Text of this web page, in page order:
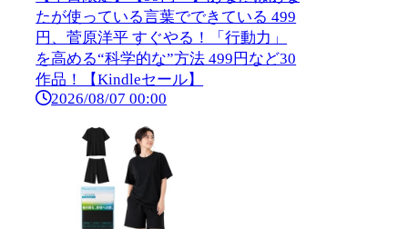
たが使っている言葉でできている 499
円、菅原洋平 すぐやる！「行動力」
を高める“科学的な”方法 499円など30
作品！【Kindleセール】
2026/08/07 00:00